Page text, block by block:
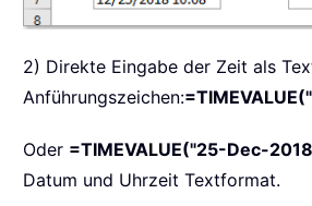
2) Direkte Eingabe der Zeit als
Anführungszeichen:
Oder =TIMEVALUE("25-Dec-
Datum und Uhrzeit Textformat.